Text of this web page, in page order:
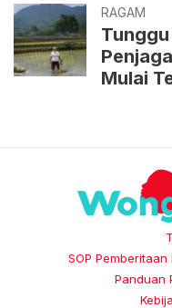
RAGAM
Mulai
SOP
Panduan